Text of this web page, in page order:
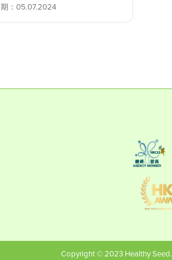
：05.07.2024
Copyright © 2023 Healthy